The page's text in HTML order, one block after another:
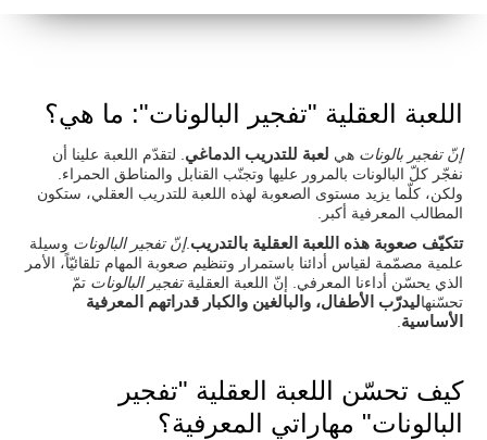
اللعبة العقلية "تفجير البالونات": ما هي؟
إنّ تفجير بالونات هي لعبة للتدريب الدماغي . لتقدّم اللعبة علينا أن
نفجّر كلّ البالونات بالمرور عليها وتجنّب القنابل والمناطق الحمراء.
ولكن، كلّما يزيد مستوى الصعوبة لهذه اللعبة للتدريب العقلي، ستكون
المطالب المعرفية أكبر.
تتكيّف صعوبة هذه اللعبة العقلية بالتدريب.إنّ تفجير البالونات وسيلة
علمية مصمّمة لقياس أدائنا باستمرار وتنظيم صعوبة المهام تلقائيّاً، الأمر
الذي يحسّن أداءنا المعرفي. إنّ اللعبة العقليةتفجير البالونات تمّ
تحسّنهاليدرّب الأطفال، والبالغين والكبار قدراتهم المعرفية
الأساسية
كيف تحسّن اللعبة العقلية "تفجير
البالونات" مهاراتي المعرفية؟